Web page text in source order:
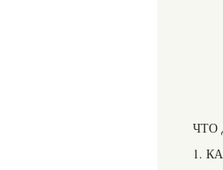
ЧТО
1.